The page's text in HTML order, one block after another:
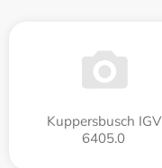
Kuppersbusch IGV
6405.0